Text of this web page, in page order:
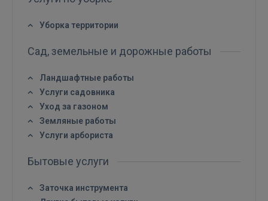
Забыли пароль?
GOOGLE
Уборка территории
Сад, земельные и дорожные работы
Ландшафтные работы
Услуги садовника
Уход за газоном
Земляные работы
Услуги арбориста
Бытовые услуги
Заточка инструмента